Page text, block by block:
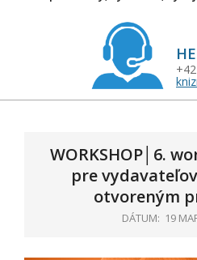
WORKSHOP│6.
pre
otvoreným
DÁTUM: 19